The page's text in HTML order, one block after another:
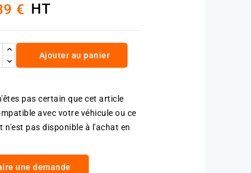
€ HT
Ajouter au panier
pas certain que cet article
avec votre véhicule ou ce
n'est pas disponible à l'achat en
une demande